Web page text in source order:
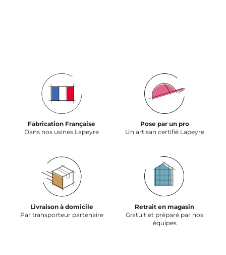
Fabrication Française
Dans nos usines Lapeyre
Pose par un pro
Un artisan certifié Lapeyre
Livraison à domicile
Par transporteur partenaire
Retrait en magasin
Gratuit et préparé par nos
équipes